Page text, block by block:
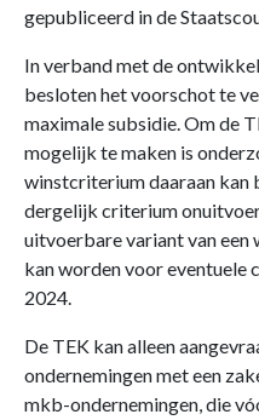
gepubliceerd in de
In verband met de
besloten het voorschot te
maximale subsidie. Om de
mogelijk te maken is
winstcriterium daaraan kan
dergelijk criterium
uitvoerbare variant van
kan worden voor eventuele
2024.
De TEK kan alleen
ondernemingen met een
mkb-ondernemingen, die